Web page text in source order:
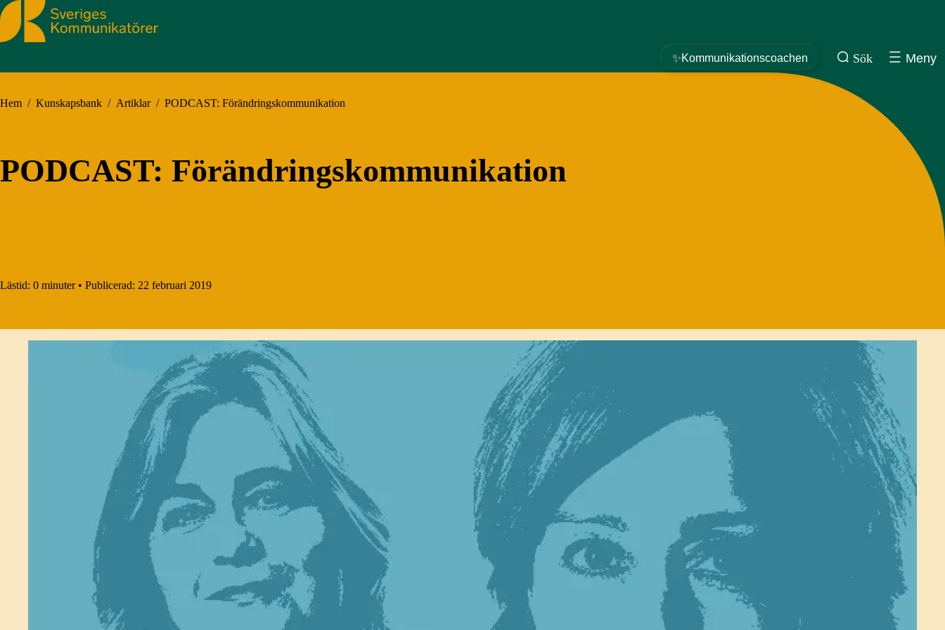
Sveriges Kommunikatörer
✨Kommunikationscoachen Sök Meny
Hem / Kunskapsbank / Artiklar / PODCAST: Förändringskommunikation
PODCAST: Förändringskommunikation
Lästid: 0 minuter • Publicerad: 22 februari 2019